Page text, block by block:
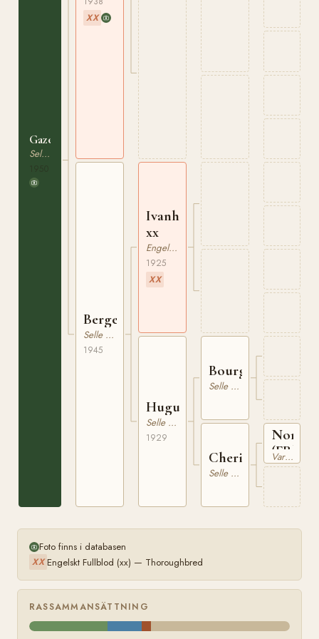
Gazelle
Selle Francais
XX
Bergerette
Selle Francais
1945
Ivanhoe
xx
Engelskt Fullblod
1925
XX
Huguette
Selle Francais
1929
Bourguebus
Selle Francais
Cherie
Selle Francais
(FR)
Varmblodig Travhäst
Foto finns i databasen
XX Engelskt Fullblod (xx) — Thoroughbred
RASSAMMANSÄTTNING